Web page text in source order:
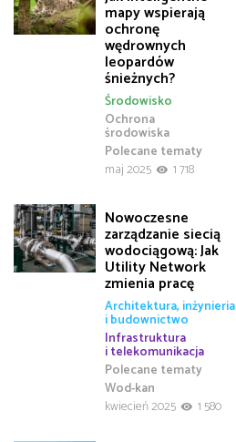
mapy wspierają
ochronę
wędrownych
leopardów
śnieżnych?
Ochrona
środowiska
Polecane tematy
Środowisko
maj 2025 1 718
Nowoczesne
zarządzanie siecią
wodociągową: Jak
Utility Network
zmienia pracę
Architektura, inżynieria
i budownictwo
Infrastruktura
i telekomunikacja
Polecane tematy
Wod-kan
kwiecień 2025
1 580